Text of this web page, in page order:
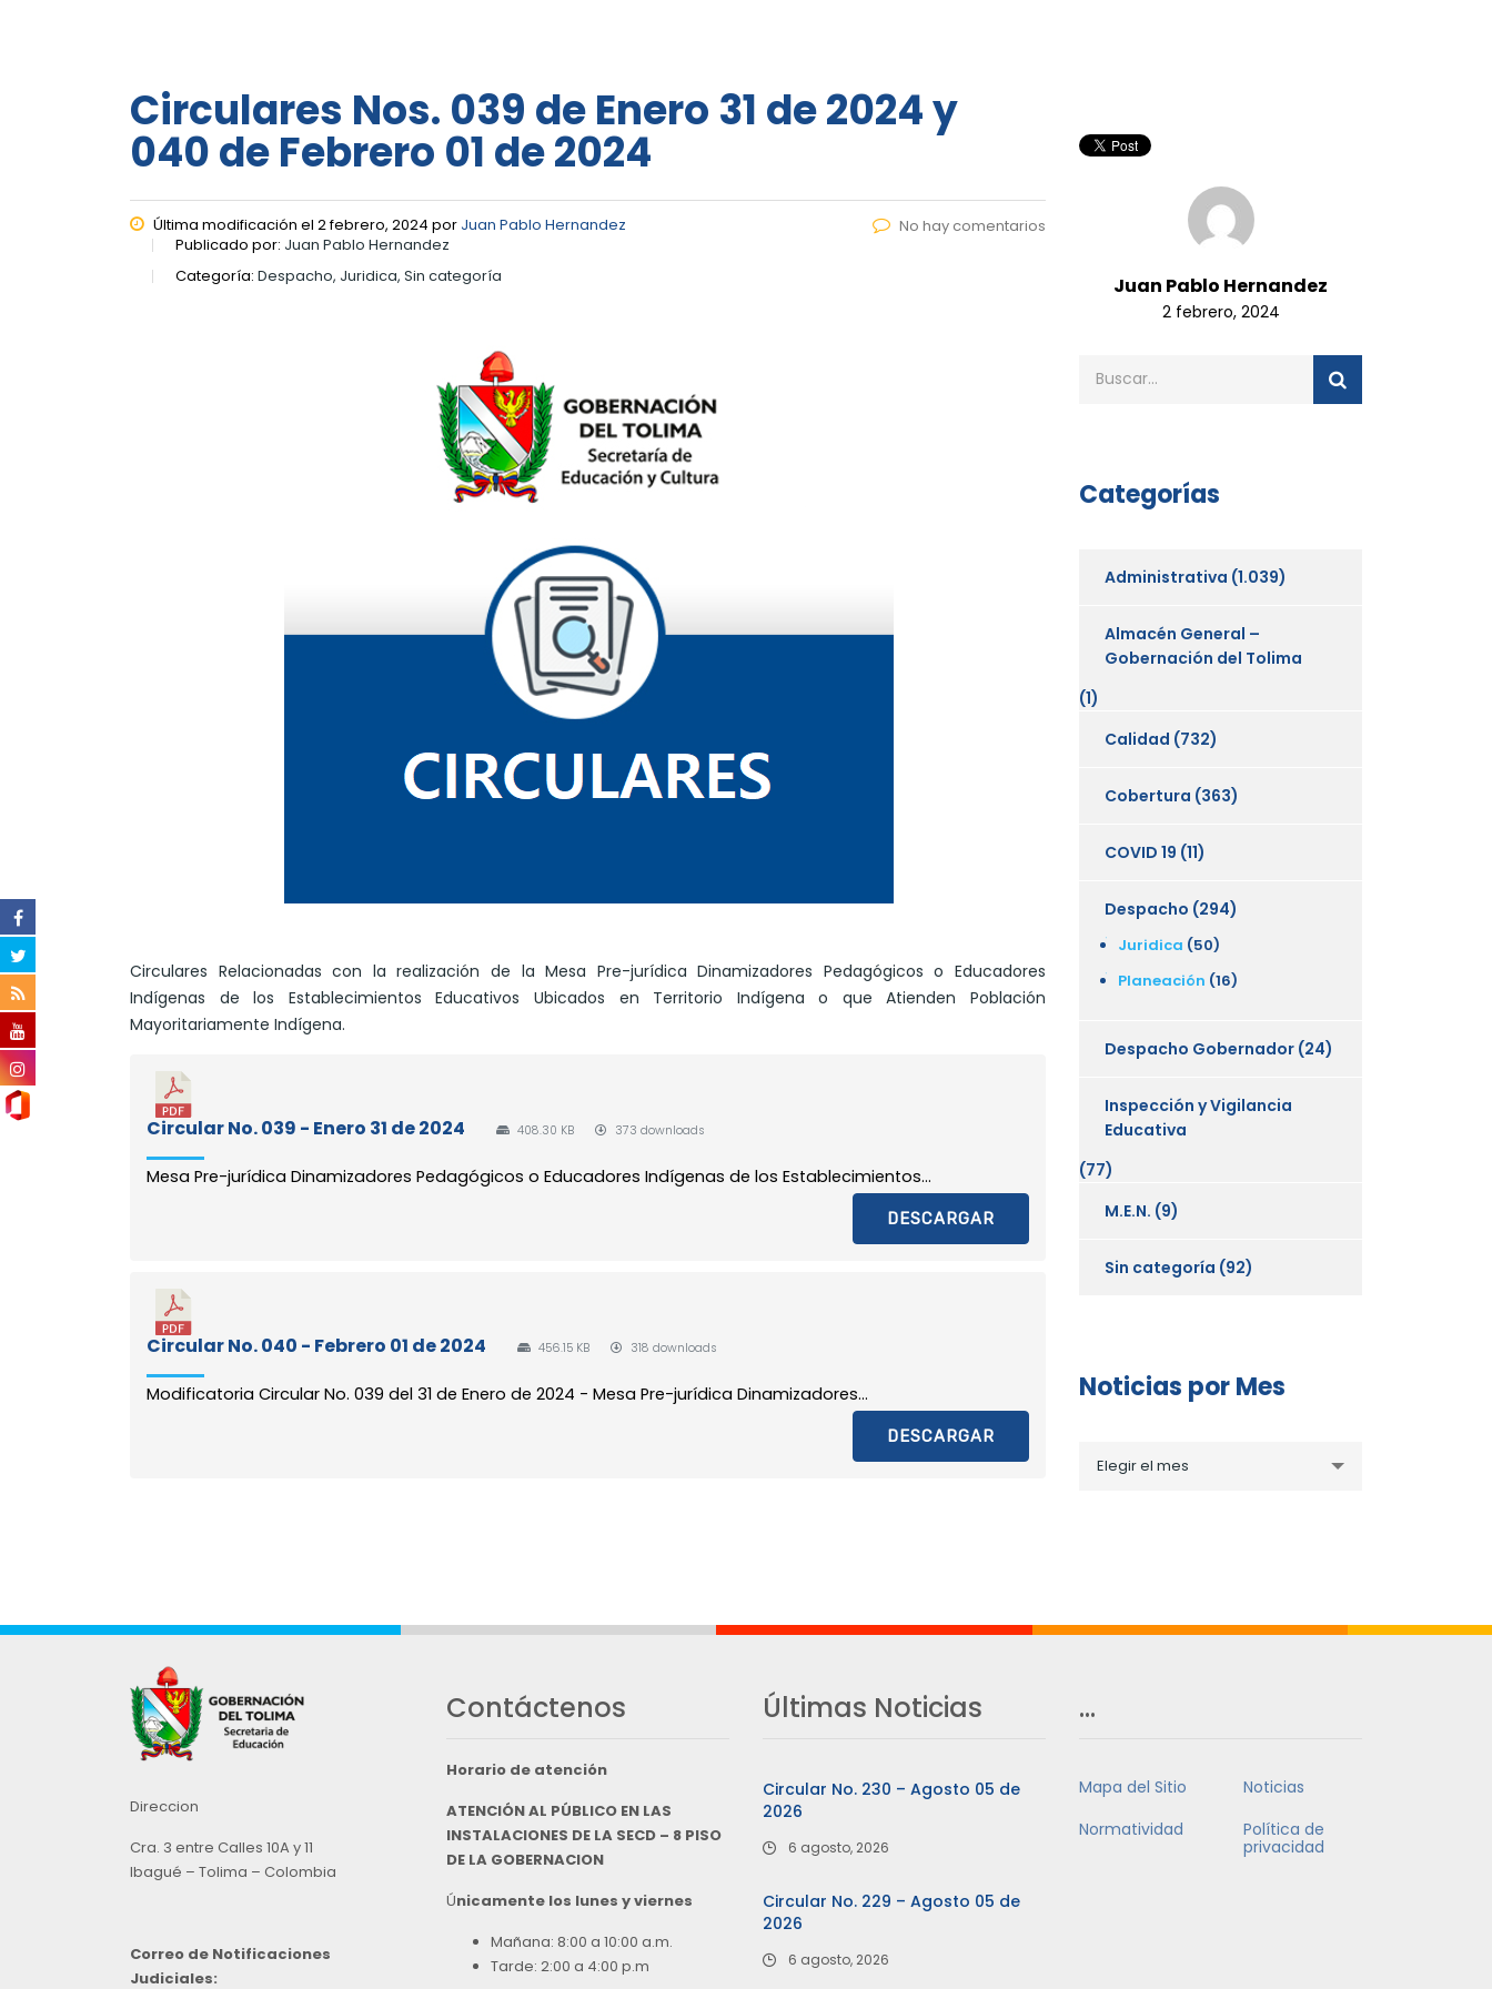
Circulares Nos. 039 de Enero 31 de 2024 y
040 de Febrero 01 de 2024
Última modificación el 2 febrero, 2024 por Juan Pablo Hernandez
Publicado por: Juan Pablo Hernandez
Categoría: Despacho, Juridica, Sin categoría
No hay comentarios
Circulares Relacionadas con la realización de la Mesa Pre-jurídica Dinamizadores Pedagógicos o Educadores
Indígenas de los Establecimientos Educativos Ubicados en Territorio Indígena o que Atienden Población
Mayoritariamente Indígena.
Circular No. 039 - Enero 31 de 2024 408.30 KB 373 downloads
Mesa Pre-jurídica Dinamizadores Pedagógicos o Educadores Indígenas de los Establecimientos...
DESCARGAR
Circular No. 040 - Febrero 01 de 2024 456.15 KB 318 downloads
Modificatoria Circular No. 039 del 31 de Enero de 2024 - Mesa Pre-jurídica Dinamizadores...
DESCARGAR
Juan Pablo Hernandez
2 febrero, 2024
Categorías
Administrativa (1.039)
Almacén General –
Gobernación del Tolima
(1)
Calidad (732)
Cobertura (363)
COVID 19 (11)
Despacho (294)
Juridica (50)
Planeación (16)
Despacho Gobernador (24)
Inspección y Vigilancia
Educativa
(77)
M.E.N. (9)
Sin categoría (92)
Noticias por Mes
porElegir el mes
Direccion
Cra. 3 entre Calles 10A y 11
Ibagué – Tolima – Colombia
Correo de Notificaciones
Judiciales:
Contáctenos
Horario de atención
ATENCIÓN AL PÚBLICO EN LAS
INSTALACIONES DE LA SECD – 8 PISO
DE LA GOBERNACION
Únicamente los lunes y viernes
Mañana: 8:00 a 10:00 a.m.
Tarde: 2:00 a 4:00 p.m
Últimas Noticias
Circular No. 230 – Agosto 05 de
2026
6 agosto, 2026
Circular No. 229 – Agosto 05 de
2026
6 agosto, 2026
…
Mapa del Sitio
Noticias
Normatividad
Política de
privacidad